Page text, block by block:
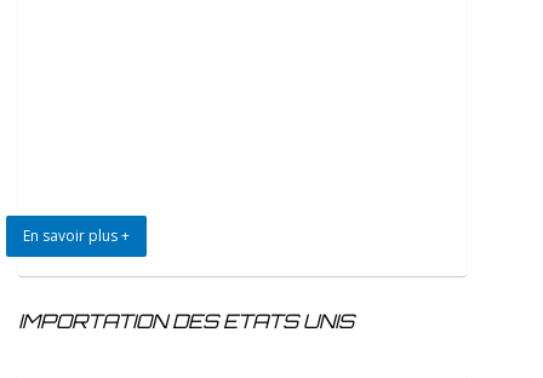
En savoir plus +
IMPORTATION DES ETATS UNIS